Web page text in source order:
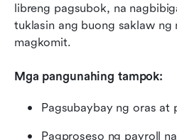
libreng pagsubok, na
tuklasin ang buong saklaw ng
magkomit.
Mga pangunahing tampok:
Pagsubaybay ng oras at
Pagproseso ng payroll